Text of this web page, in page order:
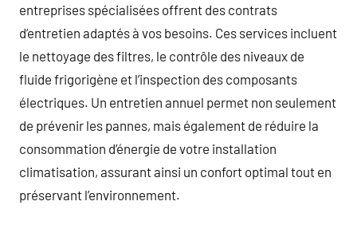
entreprises spécialisées offrent des contrats
d’entretien adaptés à vos besoins. Ces services incluent
le nettoyage des filtres, le contrôle des niveaux de
fluide frigorigène et l’inspection des composants
électriques. Un entretien annuel permet non seulement
de prévenir les pannes, mais également de réduire la
consommation d’énergie de votre installation
climatisation, assurant ainsi un confort optimal tout en
préservant l’environnement.